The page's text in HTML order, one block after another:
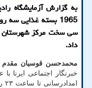
به گزارش آزمایشگاه
سی سخت مرکز شهرستان
داد.
محمدحسن قوسیان مقدم
خبرنگار اجتماعی ایرنا